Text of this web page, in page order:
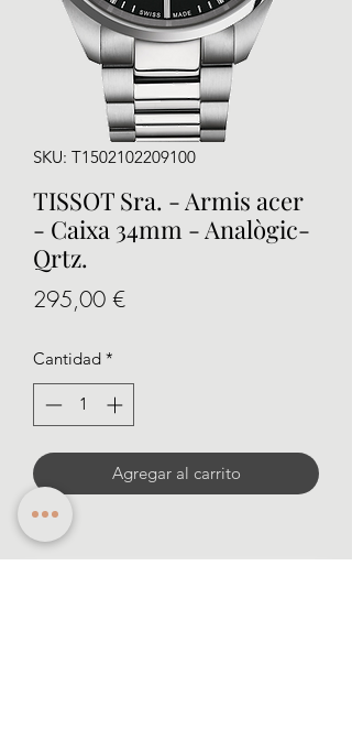
SKU: T1502102209100
TISSOT Sra. - Armis acer
- Caixa 34mm - Analògic-
Qrtz.
295,00 €Precio
Cantidad *
Agregar al carrito